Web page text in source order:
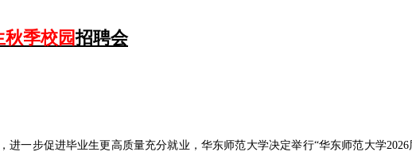
秋季校园招聘会
一步促进毕业生更高质量充分就业，华东师范大学决定举行“华东师范大学2026